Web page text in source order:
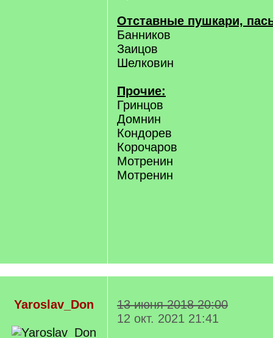
Отставные пушкари,
Банников
Заицов
Шелковин
Прочие:
Гринцов
Домнин
Кондорев
Корочаров
Мотренин
Мотренин
Yaroslav_Don
13 июня 2018 20:00
12 окт. 2021 21:41